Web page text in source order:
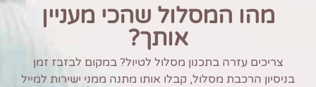
מהו המסלול שהכי מעניין
אותך?
צריכים עזרה בתכנון מסלול לטיול? במקום לבזבז זמן
בניסיון הרכבת מסלול, קבלו אותו מתנה ממני ישירות למייל